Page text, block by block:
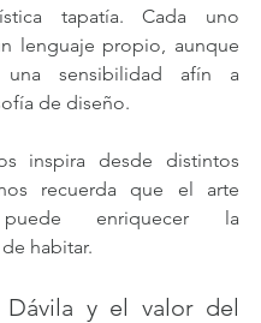
tapatía. Cada uno
lenguaje propio, aunque
una sensibilidad afín a
de diseño.
inspira desde distintos
recuerda que el arte
enriquecer la
habitar.
Dávila y el valor del